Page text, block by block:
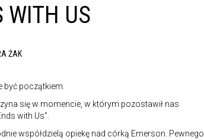
WITH US
ŻAK
być początkiem.
się w momencie, w którym pozostawił nas
with Us”.
współdzielą opiekę nad córką Emerson. Pewnego